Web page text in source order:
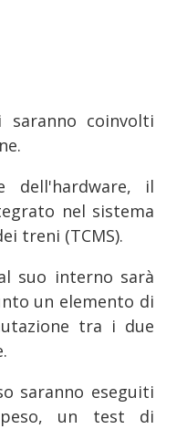
coinvolti
dell'hardware, il
nel sistema
treni (TCMS).
suo interno sarà
un elemento di
tra i due
saranno eseguiti
un test di